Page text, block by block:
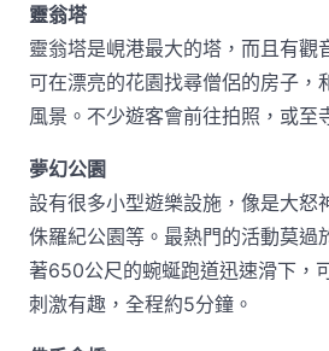
靈翁塔
靈翁塔是峴港最大的塔，而且有觀
可在漂亮的花園找尋僧侶的房子，
風景。不少遊客會前往拍照，或至
夢幻公園
設有很多小型遊樂設施，像是大怒
侏羅紀公園等。最熱門的活動莫過
著650公尺的蜿蜒跑道迅速滑下，
刺激有趣，全程約5分鐘。